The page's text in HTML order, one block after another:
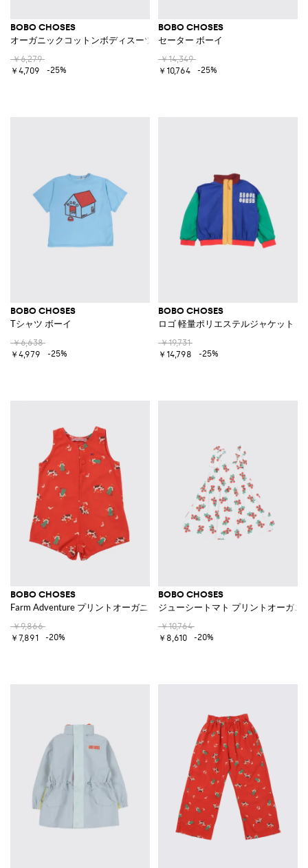
BOBO CHOSES
オーガニックコットンボディスーツ
￥6,279
￥4,709
-25%
BOBO CHOSES
セーター ボーイ
￥14,349
￥10,764
-25%
BOBO CHOSES
Tシャツ ボーイ
￥6,638
￥4,979
-25%
BOBO CHOSES
ロゴ 軽量ポリエステルジャケット
￥19,731
￥14,798
-25%
BOBO CHOSES
Farm Adventure プリントオーガニックコットンジャンプスーツ
￥9,866
￥7,891
-20%
BOBO CHOSES
ジューシートマト プリントオーガニ
￥10,764
￥8,610
-20%